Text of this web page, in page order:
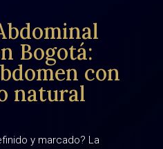
Bogotá:
con
natural
y marcado? La